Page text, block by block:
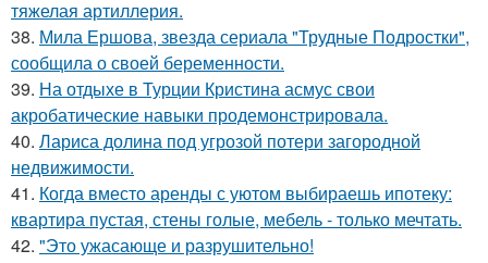
тяжелая артиллерия.
38. Мила Ершова, звезда сериала "Трудные Подростки",
сообщила о своей беременности.
39. На отдыхе в Турции Кристина асмус свои
акробатические навыки продемонстрировала.
40. Лариса долина под угрозой потери загородной
недвижимости.
41. Когда вместо аренды с уютом выбираешь ипотеку:
квартира пустая, стены голые, мебель - только мечтать.
42. "Это ужасающе и разрушительно!